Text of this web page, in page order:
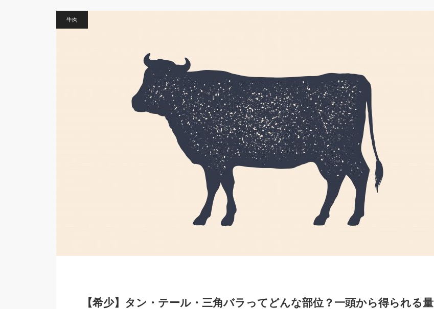
牛肉
【希少】タン・テール・三角バラってどんな部位？一頭から得られる量